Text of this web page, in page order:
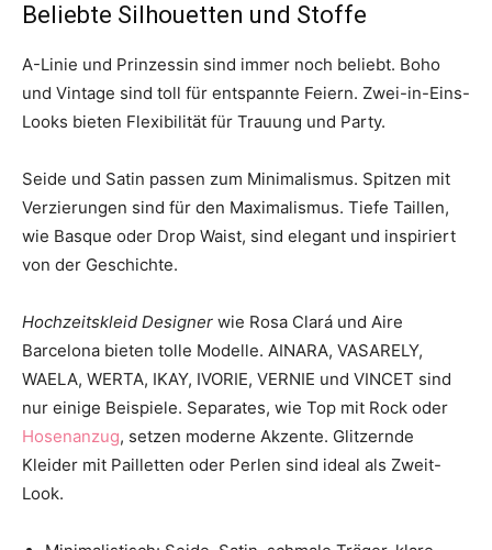
Beliebte Silhouetten und Stoffe
A-Linie und Prinzessin sind immer noch beliebt. Boho
und Vintage sind toll für entspannte Feiern. Zwei-in-Eins-
Looks bieten Flexibilität für Trauung und Party.
Seide und Satin passen zum Minimalismus. Spitzen mit
Verzierungen sind für den Maximalismus. Tiefe Taillen,
wie Basque oder Drop Waist, sind elegant und inspiriert
von der Geschichte.
Hochzeitskleid Designer wie Rosa Clará und Aire
Barcelona bieten tolle Modelle. AINARA, VASARELY,
WAELA, WERTA, IKAY, IVORIE, VERNIE und VINCET sind
nur einige Beispiele. Separates, wie Top mit Rock oder
Hosenanzug, setzen moderne Akzente. Glitzernde
Kleider mit Pailletten oder Perlen sind ideal als Zweit-
Look.